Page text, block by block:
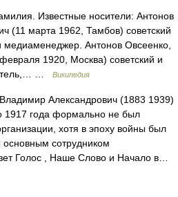
Известные носители: Антонов
(11 марта 1962, Тамбов) советский
медиаменеджер. Антонов Овсеенко,
1920, Москва) советский и
…
Википедия
Александрович (1883 1939)
1917 года формально не был
хотя в эпоху войны был
основным сотрудником
Голос , Наше Слово и Начало в…